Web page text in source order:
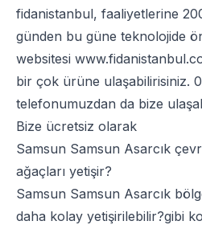
fidanistanbul, faaliyetlerine
günden bu güne teknolojide
websitesi
bir çok ürüne ulaşabilirisiniz.
telefonumuzdan da bize
Bize ücretsiz olarak
Samsun Samsun Asarcık
ağaçları yetişir?
Samsun Samsun Asarcık
daha kolay yetişirilebilir?gibi